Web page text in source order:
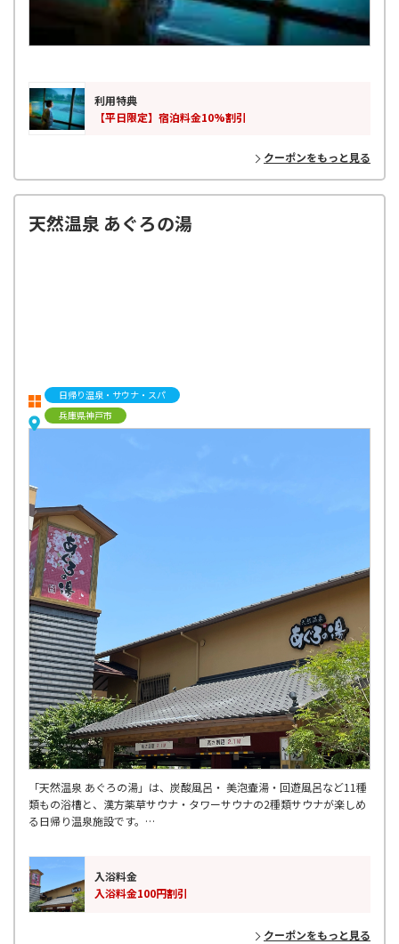
利用特典
【平日限定】宿泊料金10%割引
クーポンをもっと見る
天然温泉 あぐろの湯
日帰り温泉・サウナ・スパ
兵庫県神戸市
「天然温泉 あぐろの湯」は、炭酸風呂・ 美泡壷湯・回遊風呂など11種
類もの浴槽と、漢方薬草サウナ・タワーサウナの2種類サウナが楽しめ
る日帰り温泉施設です。
駅チカの天然温泉で癒しのひと時をお過ごしください♪
入浴料金
入浴料金100円割引
クーポンをもっと見る